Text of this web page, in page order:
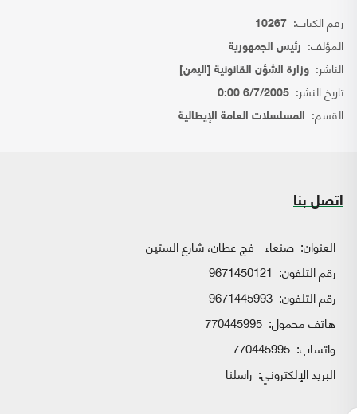
رقم الكتاب: 10267
المؤلف: رئيس الجمهورية
الناشر: وزارة الشؤن القانونية [اليمن]
تاريخ النشر: 6/7/2005 0:00
القسم: المسلسلات العامة الإيطالية
اتصل بنا
العنوان: صنعاء - فج عطان، شارع الستين
رقم التلفون: 9671450121
رقم التلفون: 9671445993
هاتف محمول: 770445995
واتساب:
البريد الإلكتروني: راسلنا